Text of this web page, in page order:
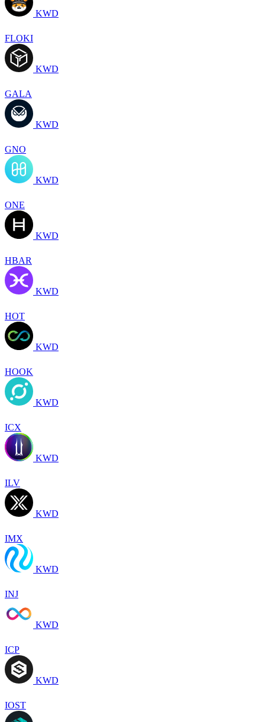
KWD
FLOKI
KWD
GALA
KWD
GNO
KWD
ONE
KWD
HBAR
KWD
HOT
KWD
HOOK
KWD
ICX
KWD
ILV
KWD
IMX
KWD
INJ
KWD
ICP
KWD
IOST